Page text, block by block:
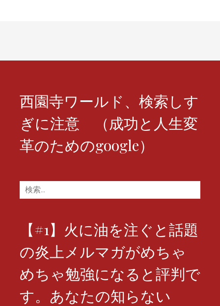
ョ
西園寺ワールド、検索しす
ぎに注意 （成功と人生変
革のためのgoogle）
検
索:
【#1】火に油を注ぐと話題
の炎上メルマガがめちゃ
めちゃ勉強になると評判で
す。あなたの知らない